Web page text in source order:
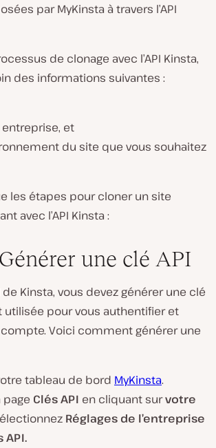
par MyKinsta à travers l’API
de clonage avec l’API Kinsta,
des informations suivantes :
entreprise, et
du site que vous souhaitez
les étapes pour cloner un site
avec l’API Kinsta :
une clé API
de Kinsta, vous devez générer une clé
utilisée pour vous authentifier et
Voici comment générer une
tableau de bord MyKinsta.
page Clés API en cliquant survotre
Réglages de l’entreprise
API.